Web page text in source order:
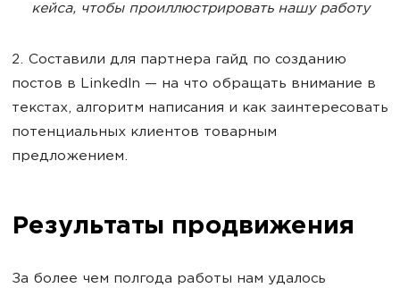
кейса, чтобы проиллюстрировать нашу работу
2. Составили для партнера гайд по созданию
постов в LinkedIn — на что обращать внимание в
текстах, алгоритм написания и как заинтересовать
потенциальных клиентов товарным
предложением.
Результаты продвижения
За более чем полгода работы нам удалось